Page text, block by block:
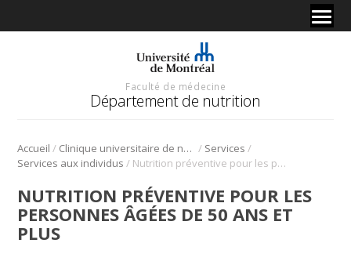
Faculté de médecine
Département de nutrition
Accueil / Clinique universitaire de nutrition / Services /
Services aux individus / Nutrition préventive pour les personnes âgées de 50 ans et plus
NUTRITION PRÉVENTIVE POUR LES
PERSONNES ÂGÉES DE 50 ANS ET
PLUS